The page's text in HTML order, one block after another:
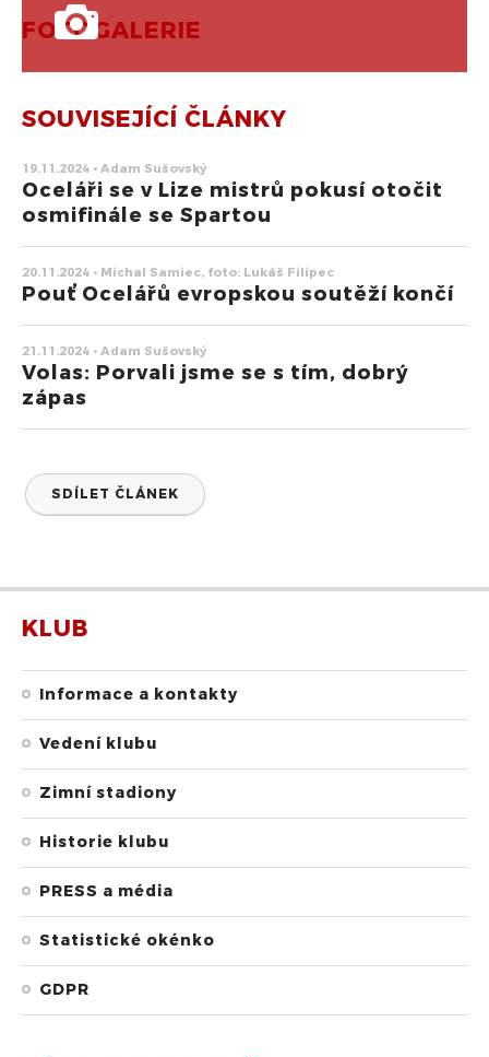
FOTOGALERIE
SOUVISEJÍCÍ ČLÁNKY
19.11.2024 • Adam Sušovský
Oceláři se v Lize mistrů pokusí otočit
osmifinále se Spartou
20.11.2024 • Michal Samiec, foto: Lukáš Filipec
Pouť Ocelářů evropskou soutěží končí
21.11.2024 • Adam Sušovský
Volas: Porvali jsme se s tím, dobrý
zápas
SDÍLET ČLÁNEK
KLUB
Informace a kontakty
Vedení klubu
Zimní stadiony
Historie klubu
PRESS a média
Statistické okénko
GDPR